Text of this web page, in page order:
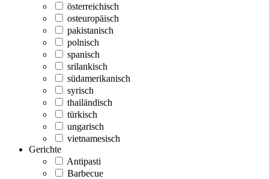
österreichisch
osteuropäisch
pakistanisch
polnisch
spanisch
srilankisch
südamerikanisch
syrisch
thailändisch
türkisch
ungarisch
vietnamesisch
Gerichte
Antipasti
Barbecue